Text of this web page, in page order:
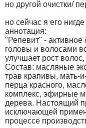
но другой очистки/
но сейчас я его
аннотация:
"Репевит" - активное
головы и волосами
улучшает рост
Состав: масляные
трав крапивы, мать-
перца красного,
комплекс, эфирные
дерева. Настоящий
исключающей
процессе